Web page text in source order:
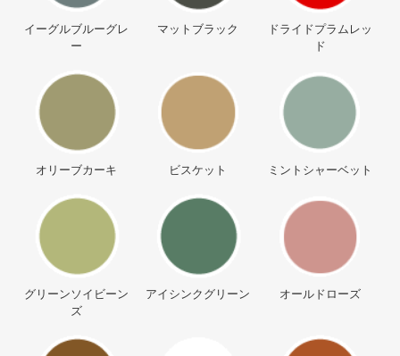
イーグルブルーグレ
ー
マットブラック
ドライドプラムレッ
ド
オリーブカーキ ビスケット ミントシャーベット
グリーンソイビーン
ズ
アイシンクグリーン オールドローズ